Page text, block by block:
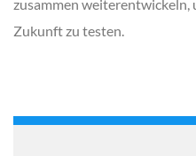
zusammen weiterentwickeln,
Zukunft zu testen.